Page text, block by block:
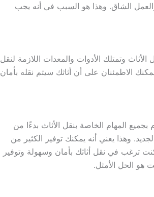
الشاق. وهذا هو السبب في أنه يجب
وتمتلك الأدوات والمعدات اللازمة لنقل
الاطمئنان على أن أثاثك سيتم نقله بأمان
المهام الخاصة بنقل الأثاث بدءًا من
وهذا يعني أنه يمكنك توفير الكثير من
ترغب في نقل أثاثك بأمان وسهولة وتوفير
هو الحل الأمثل.